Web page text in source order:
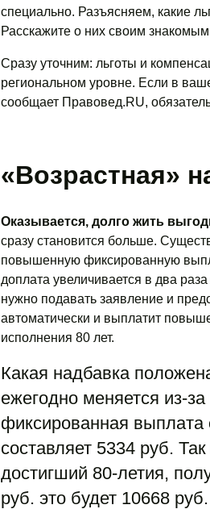
специально. Разъясняем, какие
Расскажите о них своим
Сразу уточним: льготы и
региональном уровне. Если в
сообщает Правовед.RU,
«Возрастная»
Оказывается, долго жить
сразу становится больше.
повышенную фиксированную
доплата увеличивается в два раза
нужно подавать заявление и
автоматически и выплатит
исполнения 80 лет.
Какая надбавка
ежегодно меняется из-
фиксированная выплата
составляет 5334 руб.
достигший 80-летия,
руб. это будет 10668 руб.